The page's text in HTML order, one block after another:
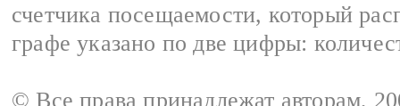
счетчика посещаемости, который
графе указано по две цифры:
© Все права принадлежат авторам,